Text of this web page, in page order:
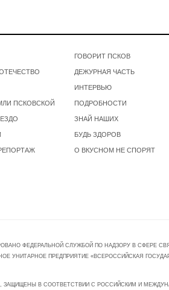
ПСКОВСКОЙ
ГОВОРИТ ПСКОВ
ДЕЖУРНАЯ ЧАСТЬ
ИНТЕРВЬЮ
ПОДРОБНОСТИ
ЗНАЙ НАШИХ
БУДЬ ЗДОРОВ
О ВКУСНОМ НЕ СПОРЯТ
ФЕДЕРАЛЬНОЙ СЛУЖБОЙ ПО НАДЗОРУ В
УНИТАРНОЕ ПРЕДПРИЯТИЕ «ВСЕРОССИЙСКАЯ
В СООТВЕТСТВИИ С РОССИЙСКИМ И